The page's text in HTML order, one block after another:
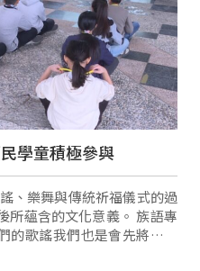
學童積極參與
、樂舞與傳統祈福儀式的過
含的文化意義。 族語專
的歌謠我們也是會先將歌謠
什麼，我們在什麼時間唱這